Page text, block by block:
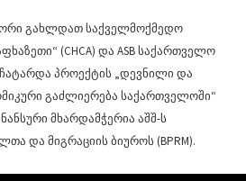
გახლდათ საქველმოქმედო
(CHCA) და ASB საქართველო
ჩატარდა პროექტის „დევნილი და
გაძლიერება საქართველოში“
მხარდამჭერია აშშ-ს
და მიგრაციის ბიუროს (BPRM).